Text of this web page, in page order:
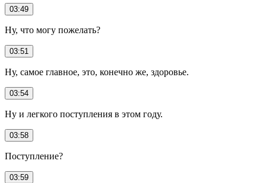
03:49
Ну, что могу пожелать?
03:51
Ну, самое главное, это, конечно же, здоровье.
03:54
Ну и легкого поступления в этом году.
03:58
Поступление?
03:59